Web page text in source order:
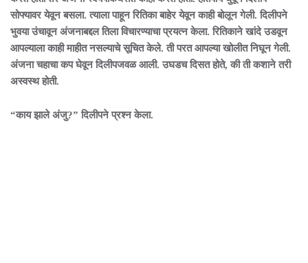
सोफ्यावर येवून बसला. त्याला पाहून रितिका बाहेर येवून काही बोलून गेली. दिलीपने
भुवया उंचावून अंजनाबद्दल तिला विचारण्याचा प्रयत्न केला. रितिकाने खांदे उडवून
आपल्याला काही माहीत नसल्याचे सूचित केले. ती परत आपल्या खोलीत निघून गेली.
अंजना चहाचा कप घेवून दिलीपजवळ आली. उघडच दिसत होते, की ती कशाने तरी
अस्वस्थ होती.
“काय झाले अंजु?” दिलीपने प्रश्न केला.